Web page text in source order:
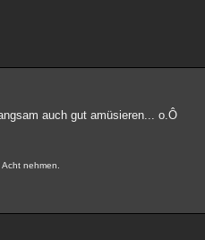
auch gut amüsieren... o.Ô
nehmen.